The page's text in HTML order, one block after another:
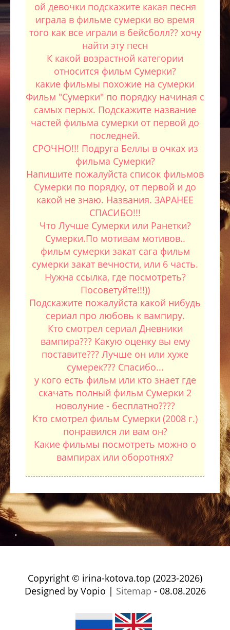
ой девочки подскажите какая песня
играла в фильме сумерки во время
того как все играли в бейсболл?? хочу
найти эту песн
К какой возрастной категории
относится фильм Сумерки?
какие фильмы похожие на сумерки
Фильм "Сумерки" по порядку начиная с
самых перых. Подскажите название
частей фильма сумерки от первой до
последней.
СРОЧНО!!! Подруга Беллы в очках из
фильма Сумерки?
Напишите пожалуйста список фильмов
Сумерки по порядку, от первой и до
какой не знаю. Названия. ЗАРАНЕЕ
СПАСИБО!!!
Что Лучше Сумерки или Ранетки?
Сумерки.По мотивам мотивов..
фильм сумерки закат сага фильм
сумерки закат вечности, или 6 часть.
Нужна ссылка, где посмотреть?
Посоветуйте!!!))
Подскажите пожалуйста какой нибудь
сериал про любовь к вампиру.
Кто смотрел сериал Дневники
вампира??? Какую оценку вы ему
поставите??? Лучше он или хуже
сумерек??? Спасибо...
у кого есть фильм или кто знает где
скачать полный фильм Сумерки 2
новолуние - бесплатно????
Кто смотрел фильм Сумерки (2008 г.)
понравился ли вам он?
Какие фильмы посмотреть можно о
вампирах или оборотнях?
Copyright © irina-kotova.top (2023-2026)
Designed by Vopio | Sitemap - 08.08.2026